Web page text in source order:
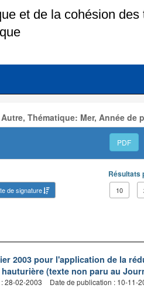
Thématique: Mer, Année de
PDF
de signature
Résultats
10
2003 pour l'application de la
(texte non paru au
28-02-2003 Date de publication : 10-11-